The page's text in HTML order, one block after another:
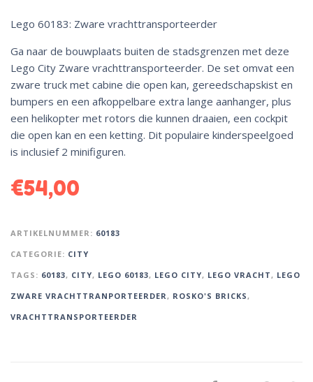
Lego 60183: Zware vrachttransporteerder
Ga naar de bouwplaats buiten de stadsgrenzen met deze
Lego City Zware vrachttransporteerder. De set omvat een
zware truck met cabine die open kan, gereedschapskist en
bumpers en een afkoppelbare extra lange aanhanger, plus
een helikopter met rotors die kunnen draaien, een cockpit
die open kan en een ketting. Dit populaire kinderspeelgoed
is inclusief 2 minifiguren.
€54,00
ARTIKELNUMMER: 60183
CATEGORIE: CITY
TAGS: 60183, CITY, LEGO 60183, LEGO CITY, LEGO VRACHT, LEGO
ZWARE VRACHTTRANPORTEERDER, ROSKO'S BRICKS,
VRACHTTRANSPORTEERDER